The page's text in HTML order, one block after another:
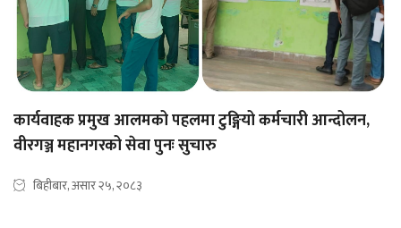
कार्यवाहक प्रमुख आलमको पहलमा टुङ्गियो कर्मचारी आन्दोलन,
वीरगञ्ज महानगरको सेवा पुनः सुचारु
बिहीबार, असार २५, २०८३